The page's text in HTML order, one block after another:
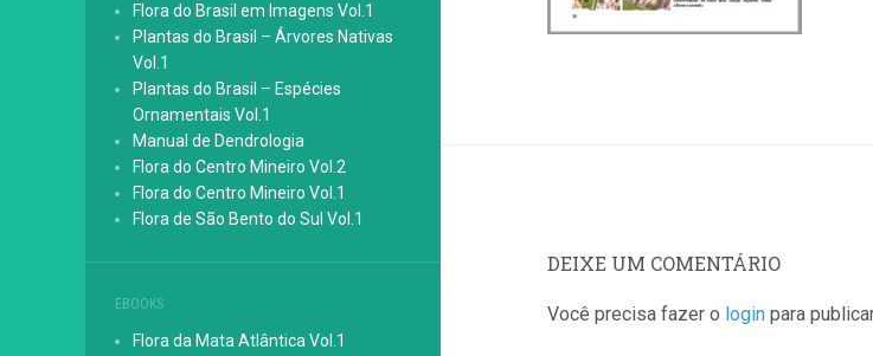
Flora do Brasil em Imagens Vol.1
Plantas do Brasil – Árvores Nativas
Vol.1
Plantas do Brasil – Espécies
Ornamentais Vol.1
Manual de Dendrologia
Flora do Centro Mineiro Vol.2
Flora do Centro Mineiro Vol.1
Flora de São Bento do Sul Vol.1
EBOOKS
Flora da Mata Atlântica Vol.1
DEIXE UM COMENTÁRIO
Você precisa fazer o login para